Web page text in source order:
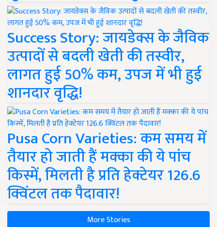
Success Story: जायडेक्स के जैविक
उत्पादों से बदली खेती की तस्वीर,
लागत हुई 50% कम, उपज में भी हुई
शानदार वृद्धि!
Pusa Corn Varieties: कम समय में
तैयार हो जाती हैं मक्का की ये पांच
किस्में, मिलती है प्रति हेक्टेयर 126.6
क्विंटल तक पैदावार!
More Stories